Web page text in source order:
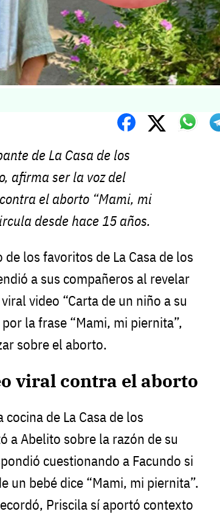
de La Casa de los
afirma ser la voz del
el aborto “Mami, mi
desde hace 15 años.
los favoritos de La Casa de los
a sus compañeros al revelar
video “Carta de un niño a su
la frase “Mami, mi piernita”,
sobre el aborto.
viral contra el aborto
de La Casa de los
a Abelito sobre la razón de su
cuestionando a Facundo si
un bebé dice “Mami, mi piernita”.
Priscila sí aportó contexto